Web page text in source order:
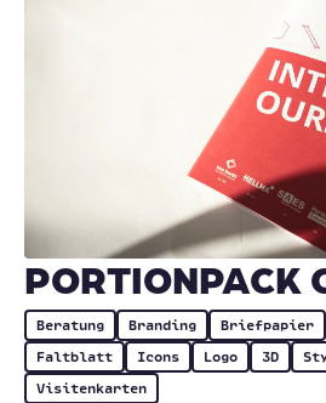
PORTIONPACK
Beratung Branding Briefpapier
Faltblatt
Icons Logo 3D
Visitenkarten